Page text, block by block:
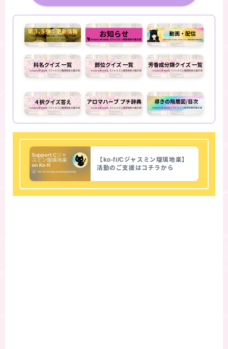
【ko-fi/Cジャスミン瑠璃地楽】
活動のご支援はコチラから